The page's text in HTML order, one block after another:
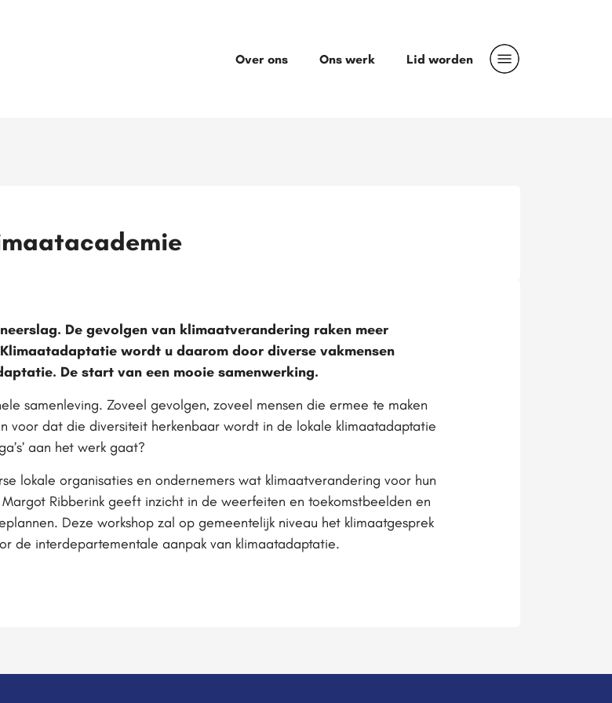
Over ons Ons werk Lid worden
De gevolgen van klimaatverandering raken meer
wordt u daarom door diverse vakmensen
De start van een mooie samenwerking.
samenleving. Zoveel gevolgen, zoveel mensen die ermee te maken
voor dat die diversiteit herkenbaar wordt in de lokale klimaatadaptatie
aan het werk gaat?
lokale organisaties en ondernemers wat klimaatverandering voor hun
Ribberink geeft inzicht in de weerfeiten en toekomstbeelden en
Deze workshop zal op gemeentelijk niveau het klimaatgesprek
de interdepartementale aanpak van klimaatadaptatie.